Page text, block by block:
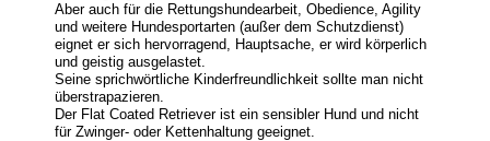
Aber auch für die Rettungshundearbeit, Obedience, Agility
und weitere Hundesportarten (außer dem Schutzdienst)
eignet er sich hervorragend, Hauptsache, er wird körperlich
und geistig ausgelastet.
Seine sprichwörtliche Kinderfreundlichkeit sollte man nicht
überstrapazieren.
Der Flat Coated Retriever ist ein sensibler Hund und nicht
für Zwinger- oder Kettenhaltung geeignet.